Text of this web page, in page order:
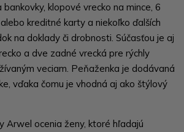
bankovky, klopové vrecko na mince, 6
kreditné karty a niekoľko ďalších
na doklady či drobnosti. Súčasťou je aj
a dve zadné vrecká pre rýchly
veciam. Peňaženka je dodávaná
vďaka čomu je vhodná aj ako štýlový
Arwel ocenia ženy, ktoré hľadajú